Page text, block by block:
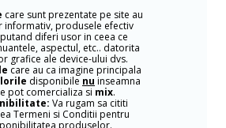
care sunt prezentate pe site au
informativ, produsele efectiv
diferi usor in ceea ce
aspectul, etc.. datorita
grafice ale device-ului dvs.
care au ca imagine principala
disponibile nu inseamna
pot comercializa si mix.
Va rugam sa cititi
Termeni si Conditii pentru
produselor.